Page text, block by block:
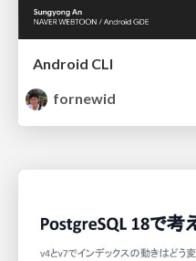
Android CLI
fornewid